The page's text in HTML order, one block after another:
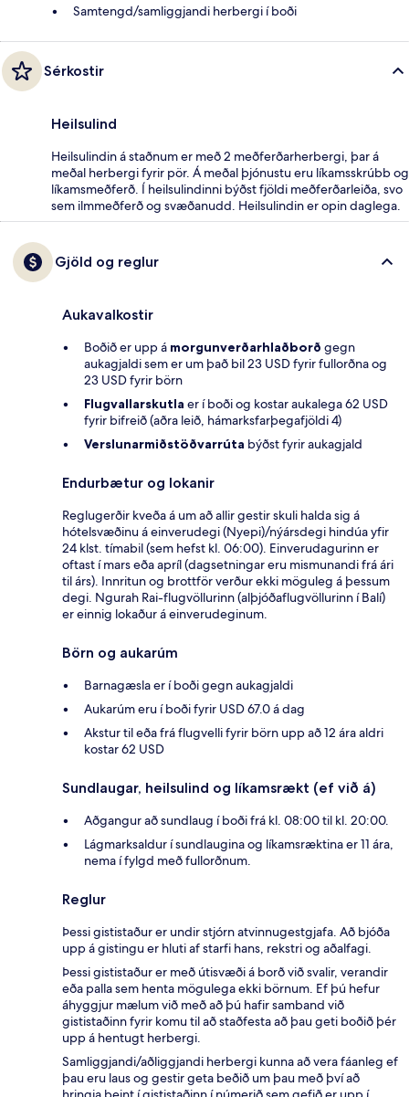
Samtengd/samliggjandi herbergi í boði
Sérkostir
Heilsulind
Heilsulindin á staðnum er með 2 meðferðarherbergi, þar á
meðal herbergi fyrir pör. Á meðal þjónustu eru líkamsskrúbb og
líkamsmeðferð. Í heilsulindinni býðst fjöldi meðferðarleiða, svo
sem ilmmeðferð og svæðanudd. Heilsulindin er opin daglega.
Gjöld og reglur
Aukavalkostir
Boðið er upp á morgunverðarhlaðborð gegn
aukagjaldi sem er um það bil 23 USD fyrir fullorðna og
23 USD fyrir börn
Flugvallarskutla er í boði og kostar aukalega 62 USD
fyrir bifreið (aðra leið, hámarksfarþegafjöldi 4)
Verslunarmiðstöðvarrúta býðst fyrir aukagjald
Endurbætur og lokanir
Reglugerðir kveða á um að allir gestir skuli halda sig á
hótelsvæðinu á einverudegi (Nyepi)/nýársdegi hindúa yfir
24 klst. tímabil (sem hefst kl. 06:00). Einverudagurinn er
oftast í mars eða apríl (dagsetningar eru mismunandi frá ári
til árs). Innritun og brottför verður ekki möguleg á þessum
degi. Ngurah Rai-flugvöllurinn (alþjóðaflugvöllurinn í Balí)
er einnig lokaður á einverudeginum.
Börn og aukarúm
Barnagæsla er í boði gegn aukagjaldi
Aukarúm eru í boði fyrir USD 67.0 á dag
Akstur til eða frá flugvelli fyrir börn upp að 12 ára aldri
kostar 62 USD
Sundlaugar, heilsulind og líkamsrækt (ef við á)
Aðgangur að sundlaug í boði frá kl. 08:00 til kl. 20:00.
Lágmarksaldur í sundlaugina og líkamsræktina er 11 ára,
nema í fylgd með fullorðnum.
Reglur
Þessi gististaður er undir stjórn atvinnugestgjafa. Að bjóða
upp á gistingu er hluti af starfi hans, rekstri og aðalfagi.
Þessi gististaður er með útisvæði á borð við svalir, verandir
eða palla sem henta mögulega ekki börnum. Ef þú hefur
áhyggjur mælum við með að þú hafir samband við
gististaðinn fyrir komu til að staðfesta að þau geti boðið þér
upp á hentugt herbergi.
Samliggjandi/aðliggjandi herbergi kunna að vera fáanleg ef
þau eru laus og gestir geta beðið um þau með því að